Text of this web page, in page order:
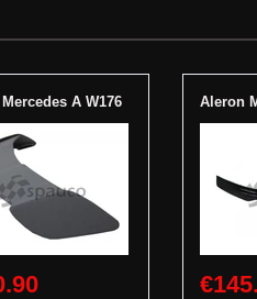
A W176 Aleron